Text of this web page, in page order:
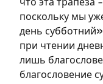
что эта трапеза
поскольку мы
день
при чтении
лишь
благословение
необходимо